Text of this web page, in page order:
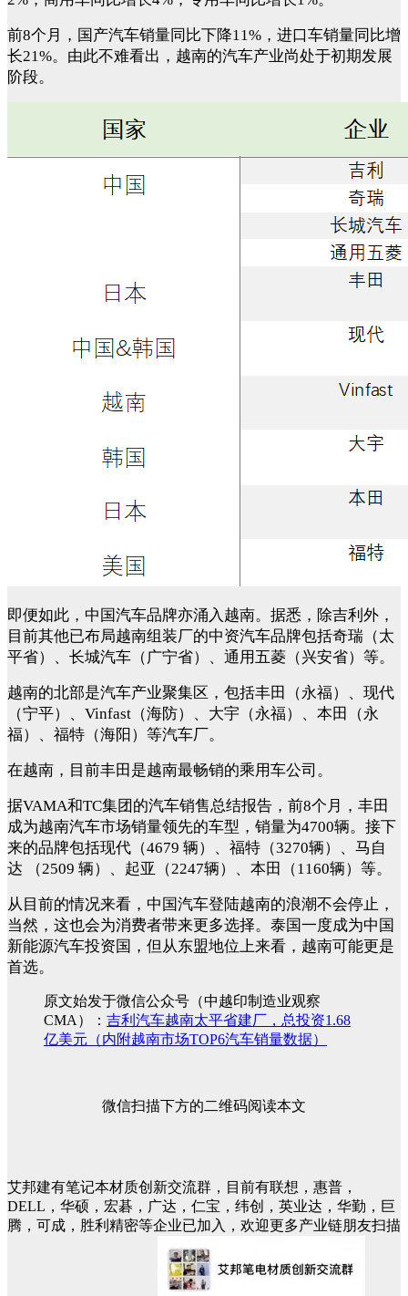
前8个月，国产汽车销量同比下降11%，进口车销量同比增
长21%。由此不难看出，越南的汽车产业尚处于初期发展
阶段。
即便如此，中国汽车品牌亦涌入越南。据悉，除吉利外，
目前其他已布局越南组装厂的中资汽车品牌包括奇瑞（太
平省）、长城汽车（广宁省）、通用五菱（兴安省）等。
越南的北部是汽车产业聚集区，包括丰田（永福）、现代
（宁平）、Vinfast（海防）、大宇（永福）、本田（永
福）、福特（海阳）等汽车厂。
在越南，目前丰田是越南最畅销的乘用车公司。
据VAMA和TC集团的汽车销售总结报告，前8个月，丰田
成为越南汽车市场销量领先的车型，销量为4700辆。接下
来的品牌包括现代（4679 辆）、福特（3270辆）、马自
达 （2509 辆）、起亚（2247辆）、本田（1160辆）等。
从目前的情况来看，中国汽车登陆越南的浪潮不会停止，
当然，这也会为消费者带来更多选择。泰国一度成为中国
新能源汽车投资国，但从东盟地位上来看，越南可能更是
首选。
原文始发于微信公众号（中越印制造业观察
CMA）： 吉利汽车越南太平省建厂，总投资1.68
亿美元（内附越南市场TOP6汽车销量数据）
微信扫描下方的二维码阅读本文
艾邦建有笔记本材质创新交流群，目前有联想，惠普，
DELL，华硕，宏碁，广达，仁宝，纬创，英业达，华勤，巨
腾，可成，胜利精密等企业已加入，欢迎更多产业链朋友扫描